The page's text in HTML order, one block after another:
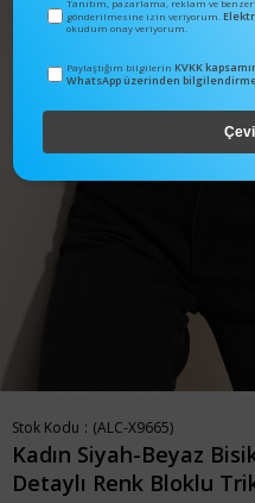
Stok Kodu (ALC-X9665)
Kadın Siyah-Beyaz
Detaylı Renk Bloklu
Tanıtım, pazarlama, reklam ve
gönderilmesine izin veriyorum.
okudum onay veriyorum.
Paylaştığım bilgilerin KVKK
WhatsApp üzerinden